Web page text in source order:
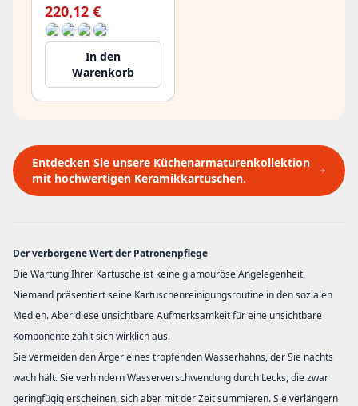
220,12 €
In den
Warenkorb
Entdecken Sie unsere Küchenarmaturenkollektion
mit hochwertigen Keramikkartuschen.
Der verborgene Wert der Patronenpflege
Die Wartung Ihrer Kartusche ist keine glamouröse Angelegenheit.
Niemand präsentiert seine Kartuschenreinigungsroutine in den sozialen
Medien. Aber diese unsichtbare Aufmerksamkeit für eine unsichtbare
Komponente zahlt sich wirklich aus.
Sie vermeiden den Ärger eines tropfenden Wasserhahns, der Sie nachts
wach hält. Sie verhindern Wasserverschwendung durch Lecks, die zwar
geringfügig erscheinen, sich aber mit der Zeit summieren. Sie verlängern